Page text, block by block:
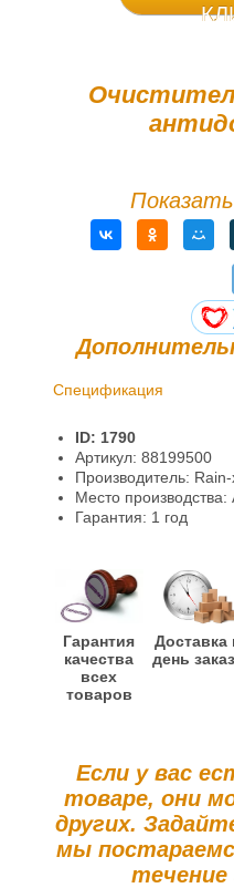
Спецификация
Гарантии и возврат
Информация
ID: 1790
Артикул: 88199500
Производитель:
Место производства:
Гарантия: 1 год
Гарантия
качества
всех
товаров
Доставка
день
Если у вас
товаре, они
других.
мы
течение